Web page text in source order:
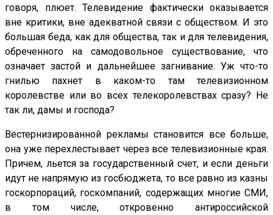
говоря, плюет. Телевидение фактически оказывается
вне критики, вне адекватной связи с обществом. И это
большая беда, как для общества, так и для телевидения,
обреченного на самодовольное существование, что
означает застой и дальнейшее загнивание. Уж что-то
гнилью пахнет в каком-то там телевизионном
королевстве или во всех телекоролевствах сразу? Не
так ли, дамы и господа?
Вестернизированной рекламы становится все больше,
она уже перехлестывает через все телевизионные края.
Причем, льется за государственный счет, и если деньги
идут не напрямую из госбюджета, то все равно из казны
госкорпораций, госкомпаний, содержащих многие СМИ,
в том числе, откровенно антироссийской